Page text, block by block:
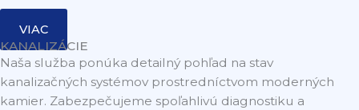
VIAC
KANALIZÁCIE
Naša služba ponúka detailný pohľad na stav
kanalizačných systémov prostredníctvom moderných
kamier. Zabezpečujeme spoľahlivú diagnostiku a